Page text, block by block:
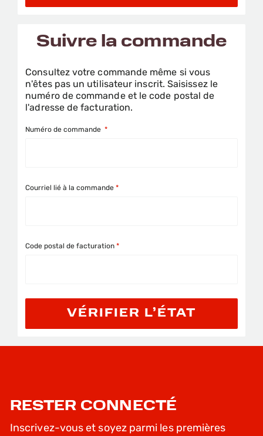
Suivre la commande
Consultez votre commande même si vous
n'êtes pas un utilisateur inscrit. Saisissez le
numéro de commande et le code postal de
l'adresse de facturation.
Numéro de commande
Courriel lié à la commande
Code postal de facturation
VÉRIFIER L’ÉTAT
RESTER CONNECTÉ
Inscrivez-vous et soyez parmi les premières